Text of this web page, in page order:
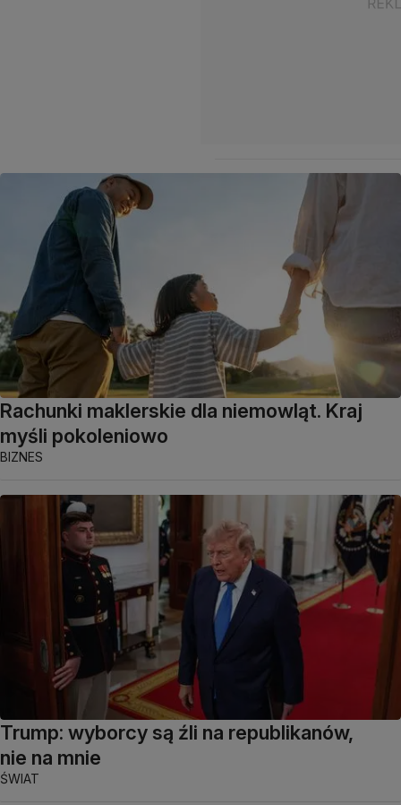
Rachunki maklerskie dla niemowląt. Kraj
myśli pokoleniowo
BIZNES
Trump: wyborcy są źli na republikanów,
nie na mnie
ŚWIAT